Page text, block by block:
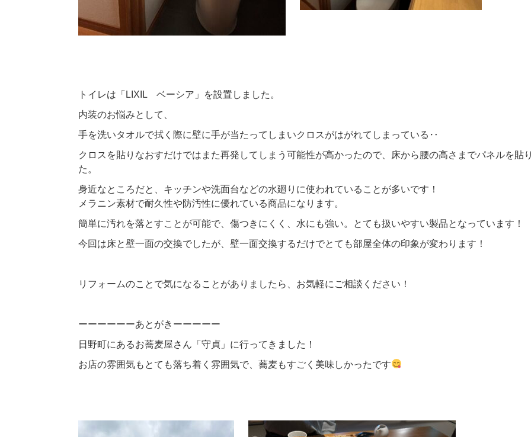
トイレは「LIXIL ベーシア」を設置しました。
内装のお悩みとして、
手を洗いタオルで拭く際に壁に手が当たってしまいクロスがはがれてしまっている‥
クロスを貼りなおすだけではまた再発してしまう可能性が高かったので、床から腰の高さまでパネルを貼
た。
身近なところだと、キッチンや洗面台などの水廻りに使われていることが多いです！
メラニン素材で耐久性や防汚性に優れている商品になります。
簡単に汚れを落とすことが可能で、傷つきにくく、水にも強い。とても扱いやすい製品となっています！
今回は床と壁一面の交換でしたが、壁一面交換するだけでとても部屋全体の印象が変わります！
リフォームのことで気になることがありましたら、お気軽にご相談ください！
ーーーーーーあとがきーーーーー
日野町にあるお蕎麦屋さん「守貞」に行ってきました！
お店の雰囲気もとても落ち着く雰囲気で、蕎麦もすごく美味しかったです